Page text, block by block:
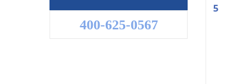
400-625-0567